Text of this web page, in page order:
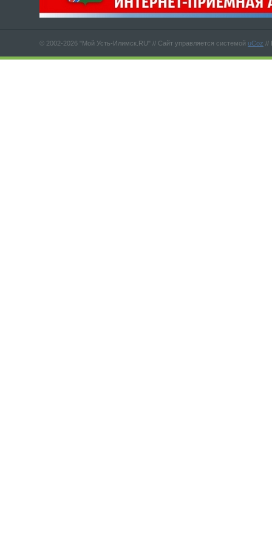
© 2002-2026 "Мой Усть-Илимск.RU" // Сайт управляется системой uCoz //